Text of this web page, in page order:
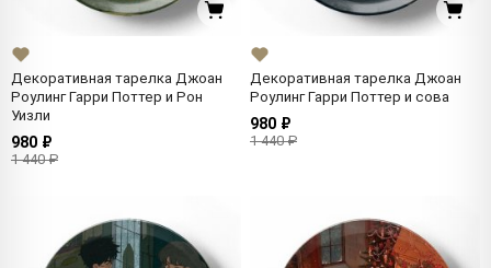
Декоративная тарелка Джоан
Роулинг Гарри Поттер и Рон
Уизли
980 ₽
1 440 ₽
Декоративная тарелка Джоан
Роулинг Гарри Поттер и сова
980 ₽
1 440 ₽